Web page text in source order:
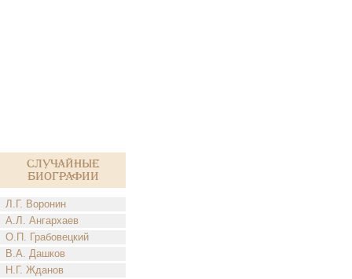
Случайные
биографии
Л.Г. Воронин
А.Л. Ангархаев
О.П. Грабовецкий
В.А. Дашков
Н.Г. Жданов